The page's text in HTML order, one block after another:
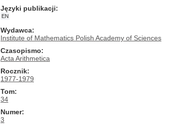
Języki publikacji
EN
Wydawca
Institute of Mathematics Polish Academy of Sciences
Czasopismo
Acta Arithmetica
Rocznik
1977-1979
Tom
34
Numer
3